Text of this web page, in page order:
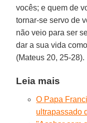
vocês; e quem de
tornar-se servo de
não veio para ser
dar a sua vida
(Mateus 20, 25-28).
Leia mais
O Papa
ultrapassado